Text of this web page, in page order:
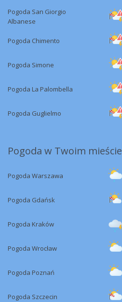
Pogoda San Giorgio
Albanese
Pogoda Chimento
Pogoda Simone
Pogoda La Palombella
Pogoda Guglielmo
Pogoda w Twoim mieście
Pogoda Warszawa
Pogoda Gdańsk
Pogoda Kraków
Pogoda Wrocław
Pogoda Poznań
Pogoda Szczecin